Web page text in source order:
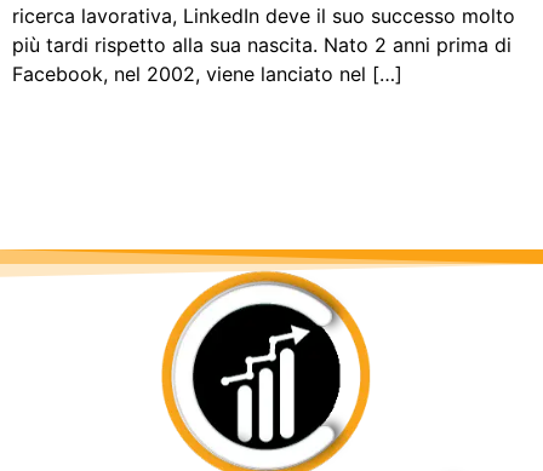
ricerca lavorativa, LinkedIn deve il suo successo molto
più tardi rispetto alla sua nascita. Nato 2 anni prima di
Facebook, nel 2002, viene lanciato nel […]